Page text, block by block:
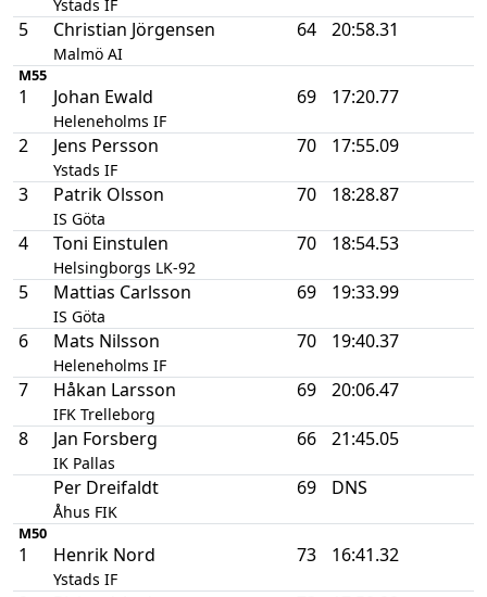
Ystads IF
5 Christian Jörgensen
Malmö AI
64 20:58.31
M55
1 Johan Ewald
Heleneholms IF
69 17:20.77
2 Jens Persson
Ystads IF
70 17:55.09
3 Patrik Olsson
IS Göta
70 18:28.87
4 Toni Einstulen
Helsingborgs LK-92
70 18:54.53
5 Mattias Carlsson
IS Göta
69 19:33.99
6 Mats Nilsson
Heleneholms IF
70 19:40.37
7 Håkan Larsson
IFK Trelleborg
69 20:06.47
8 Jan Forsberg
IK Pallas
66 21:45.05
Per Dreifaldt
Åhus FIK
69 DNS
M50
1 Henrik Nord
Ystads IF
73 16:41.32